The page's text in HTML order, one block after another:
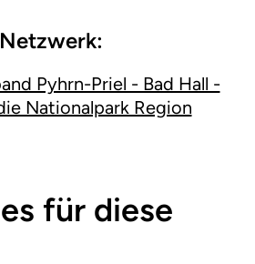
Netzwerk:
Pyhrn-Priel - Bad Hall -
Nationalpark Region
für diese